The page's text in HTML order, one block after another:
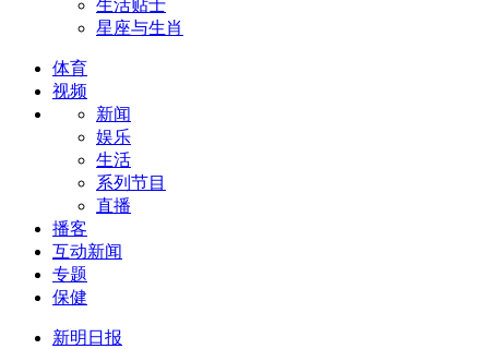
生活贴士
星座与生肖
体育
视频
新闻
娱乐
生活
系列节目
直播
播客
互动新闻
专题
保健
新明日报